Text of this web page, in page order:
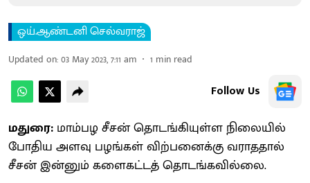
ஒய்.ஆண்டனி செல்வராஜ்
Updated on:03 May 2023, 7:11 am 1 min read
Follow Us
மதுரை: மாம்பழ சீசன் தொடங்கியுள்ள நிலையில்
போதிய அளவு பழங்கள் விற்பனைக்கு வராததால்
சீசன் இன்னும் களைகட்டத் தொடங்கவில்லை.